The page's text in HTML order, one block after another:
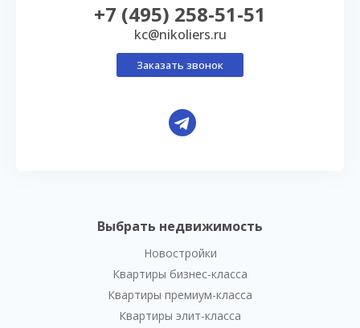
Выбрать недвижимость
Новостройки
Квартиры бизнес-класса
Квартиры премиум-класса
Квартиры элит-класса
+7 (495) 258-51-51
kc@nikoliers.ru
Заказать звонок